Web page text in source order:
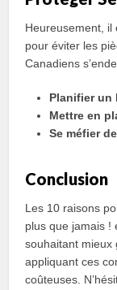
Heureusement, il
pour éviter les
Canadiens
Planifier un
Mettre en
Se méfier
Conclusion
Les 10 raisons
plus que jamais !
souhaitant mieux
appliquant ces
coûteuses.